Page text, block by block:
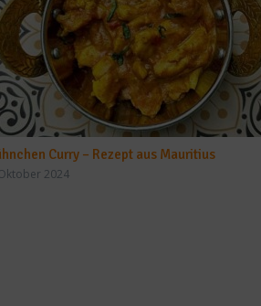
Curry – Rezept aus Mauritius
2024